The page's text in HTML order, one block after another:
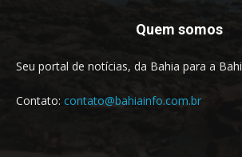
Quem somos
Seu portal de notícias, da Bahia para a
Contato: contato@bahiainfo.com.br